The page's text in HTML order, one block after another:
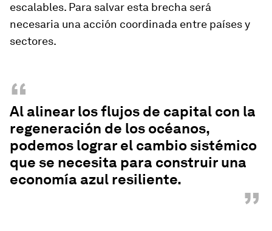
escalables. Para salvar esta brecha será
necesaria una acción coordinada entre países y
sectores.
“
Al alinear los flujos de capital con la
regeneración de los océanos,
podemos lograr el cambio sistémico
que se necesita para construir una
economía azul resiliente.
”